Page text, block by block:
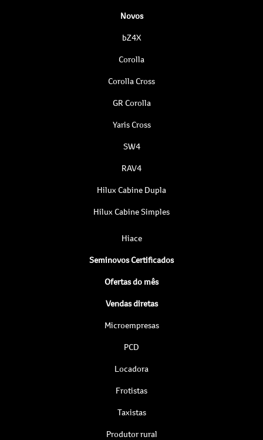
Novos
bZ4X
Corolla
Corolla Cross
GR Corolla
Yaris Cross
SW4
RAV4
Hilux Cabine Dupla
Hilux Cabine Simples
Hiace
Seminovos Certificados
Ofertas do mês
Vendas diretas
Microempresas
PCD
Locadora
Frotistas
Taxistas
Produtor rural